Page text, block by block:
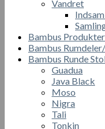
Vandret
Bambus
Bambus
Bambus Runde
Guadua
Java Black
Moso
Nigra
Tali
Tonkin